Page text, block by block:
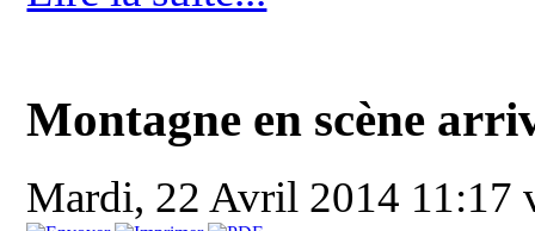
Montagne en scène
Mardi, 22 Avril 2014 11:17